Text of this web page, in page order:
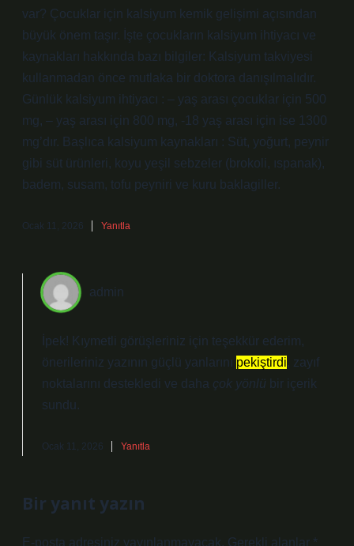
var? Çocuklar için kalsiyum kemik gelişimi açısından
büyük önem taşır. İşte çocukların kalsiyum ihtiyacı ve
kaynakları hakkında bazı bilgiler: Kalsiyum takviyesi
kullanmadan önce mutlaka bir doktora danışılmalıdır.
Günlük kalsiyum ihtiyacı : – yaş arası çocuklar için 500
mg, – yaş arası için 800 mg, -18 yaş arası için ise 1300
mg’dır. Başlıca kalsiyum kaynakları : Süt, yoğurt, peynir
gibi süt ürünleri, koyu yeşil sebzeler (brokoli, ıspanak),
badem, susam, tofu peyniri ve kuru baklagiller.
Ocak 11, 2026 Yanıtla
admin
İpek! Kıymetli görüşleriniz için teşekkür ederim,
önerileriniz yazının güçlü yanlarını pekiştirdi, zayıf
noktalarını destekledi ve daha çok yönlü bir içerik
sundu.
Ocak 11, 2026 Yanıtla
Bir yanıt yazın
E-posta adresiniz yayınlanmayacak. Gerekli alanlar *